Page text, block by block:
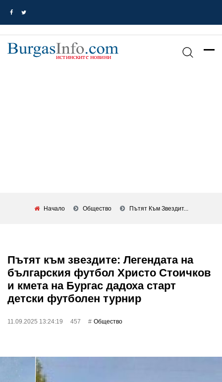
Начало Общество Пътят Към Звездит...
Пътят към звездите: Легендата на
българския футбол Христо Стоичков
и кмета на Бургас дадоха старт
детски футболен турнир
11.09.2025 13:24:19 457 Общество